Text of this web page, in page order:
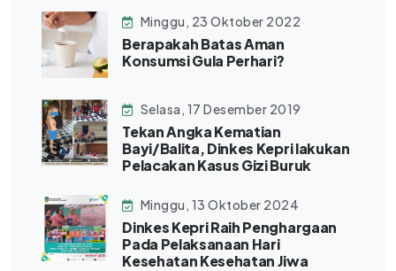
Minggu, 23 Oktober 2022
Berapakah Batas Aman
Konsumsi Gula Perhari?
Selasa, 17 Desember 2019
Tekan Angka Kematian
Bayi/Balita, Dinkes Kepri lakukan
Pelacakan Kasus Gizi Buruk
Minggu, 13 Oktober 2024
Dinkes Kepri Raih Penghargaan
Pada Pelaksanaan Hari
Kesehatan Kesehatan Jiwa